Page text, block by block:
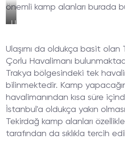
önemli kamp alanları burada
Uçmakdere
Ulaşımı da oldukça basit olan
Çorlu Havalimanı
Trakya bölgesindeki tek
bilinmektedir. Kamp
havalimanından kısa süre
İstanbul'a oldukça yakın
Tekirdağ kamp alanları
tarafından da sıklıkla tercih